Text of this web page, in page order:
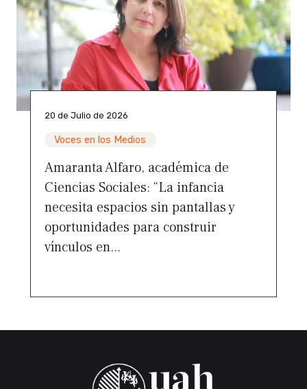
20 de Julio de 2026
Voces en los Medios
Amaranta Alfaro, académica de
Ciencias Sociales: “La infancia
necesita espacios sin pantallas y
oportunidades para construir
vínculos en...